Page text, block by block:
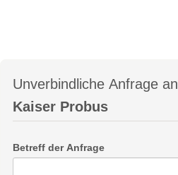
Unverbindliche Anfrage an
Kaiser Probus
Betreff der Anfrage